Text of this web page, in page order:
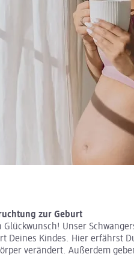
zur Geburt
Glückwunsch! Unser
Deines Kindes. Hier erfährst
verändert. Außerdem